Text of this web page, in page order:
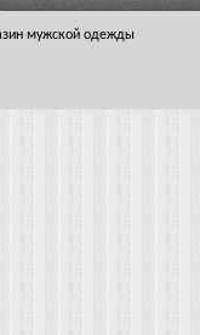
мужской одежды